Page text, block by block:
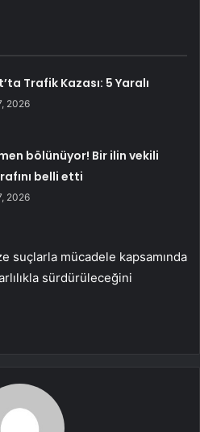
Trafik Kazası: 5 Yaralı
2026
bölünüyor! Bir ilin vekili
belli etti
2026
suçlarla mücadele kapsamında
sürdürüleceğini